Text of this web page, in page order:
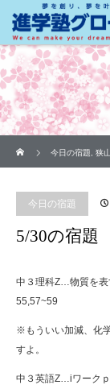
今日の宿題
狭
今日の宿題
5/30の宿題
中３理科Z…物質を表
55,57~59
※もういい加減、化
すよ。
中３英語Z…iワーク